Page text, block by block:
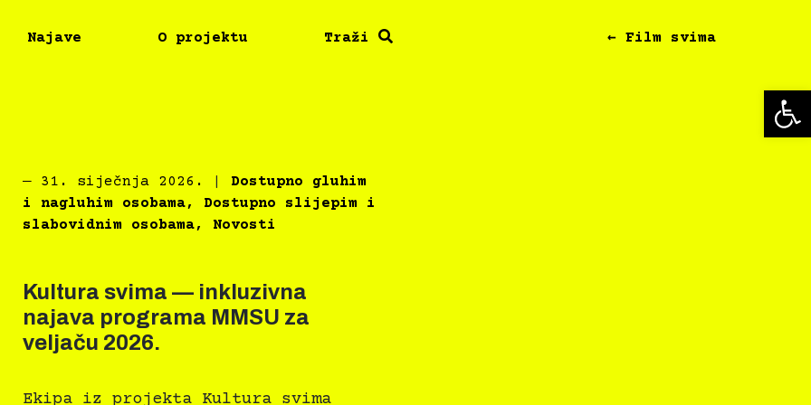
Najave O projektu ← Film svima
Traži
― 31. siječnja 2026.
Dostupno gluhim
i nagluhim osobama, Dostupno slijepim i
slabovidnim osobama, Novosti
Kultura svima — inkluzivna
najava programa MMSU za
veljaču 2026.
Ekipa iz projekta Kultura svima